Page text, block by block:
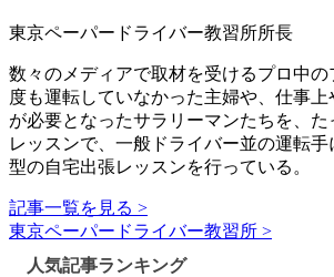
東京ペーパードライバー教習所所長
数々のメディアで取材を受けるプロ中
度も運転していなかった主婦や、仕事
が必要となったサラリーマンたちを、た
レッスンで、一般ドライバー並の運転
型の自宅出張レッスンを行っている。
記事一覧を見る >
東京ペーパードライバー教習所 >
人気記事ランキング